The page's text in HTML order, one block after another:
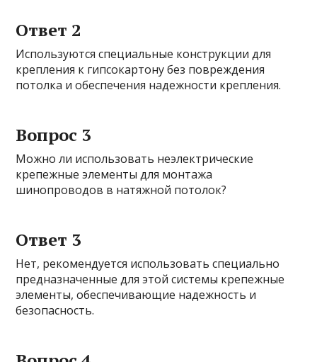
Ответ 2
Используются специальные конструкции для
крепления к гипсокартону без повреждения
потолка и обеспечения надежности крепления.
Вопрос 3
Можно ли использовать неэлектрические
крепежные элементы для монтажа
шинопроводов в натяжной потолок?
Ответ 3
Нет, рекомендуется использовать специально
предназначенные для этой системы крепежные
элементы, обеспечивающие надежность и
безопасность.